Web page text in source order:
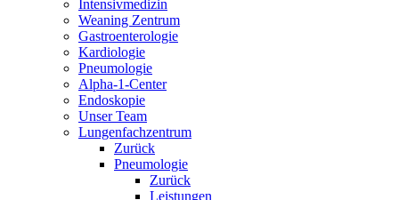
Intensivmedizin
Weaning Zentrum
Gastroenterologie
Kardiologie
Pneumologie
Alpha-1-Center
Endoskopie
Unser Team
Lungenfachzentrum
Zurück
Pneumologie
Zurück
Leistungen